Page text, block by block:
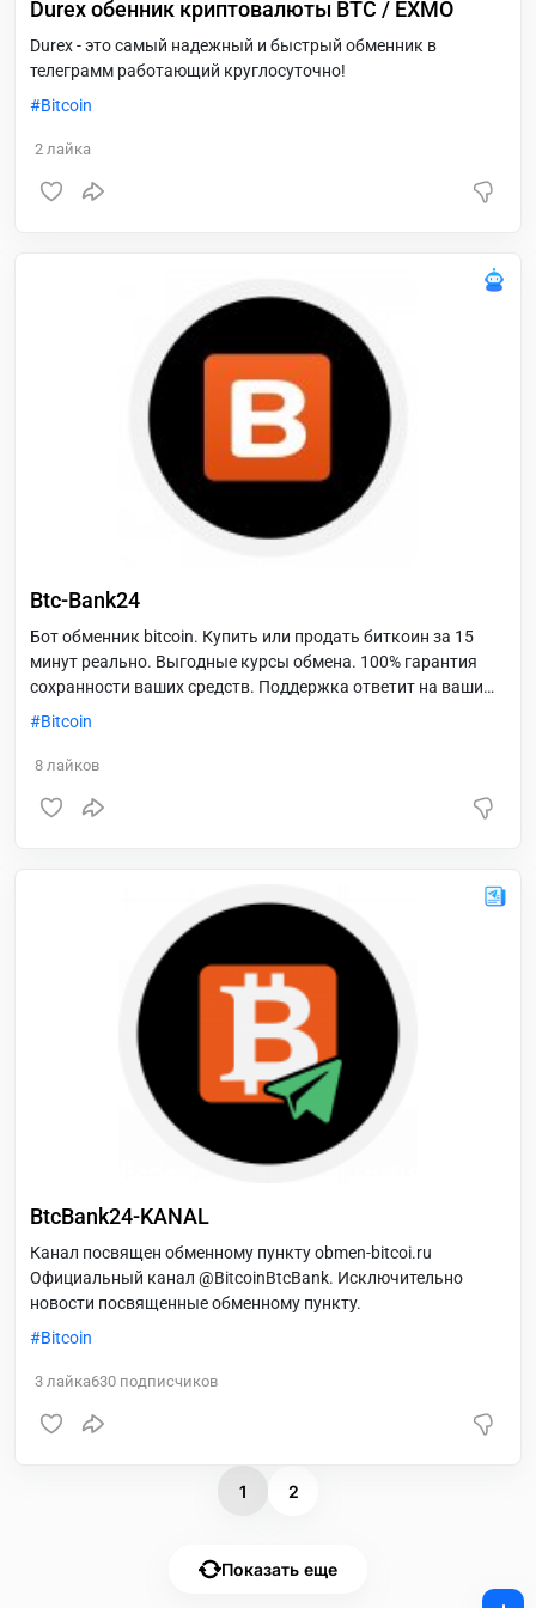
Durex обенник криптовалюты BTC / EXMO
Durex - это самый надежный и быстрый обменник в
телеграмм работающий круглосуточно!
Bitcoin
2 лайка
Btc-Bank24
Бот обменник bitcoin. Купить или продать биткоин за 15
минут реально. Выгодные курсы обмена. 100% гарантия
сохранности ваших средств. Поддержка ответит на ваши
вопросы!
Bitcoin
8 лайков
BtcBank24-KANAL
Канал посвящен обменному пункту obmen-bitcoi.ru
Официальный канал @BitcoinBtcBank. Исключительно
новости посвященные обменному пункту.
Bitcoin
3 лайка630 подписчиков
1 2
Показать еще
+